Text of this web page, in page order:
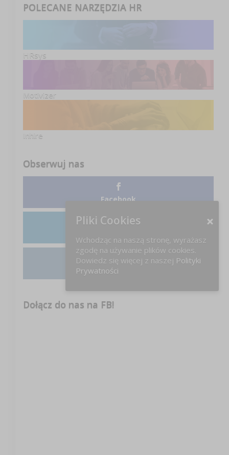
POLECANE NARZĘDZIA HR
HRsys
Motivizer
Inhire
Obserwuj nas
Facebook
Instagram
Dołącz do nas na FB!
Pliki Cookies
Wchodząc na naszą stronę, wyrażasz
zgodę na używanie plików cookies.
Dowiedz się więcej z naszej Polityki
Prywatności